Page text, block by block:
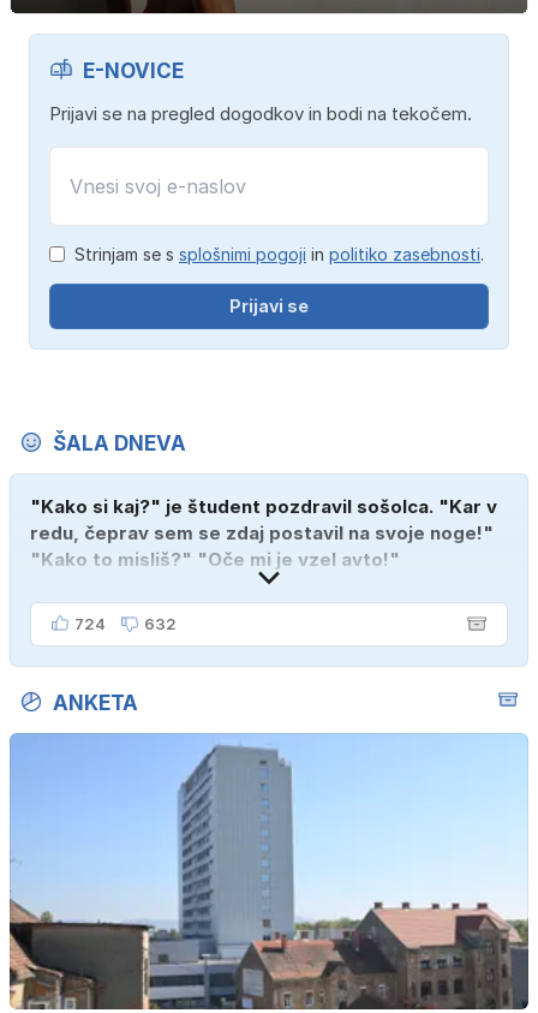
E-NOVICE
Prijavi se na pregled dogodkov in bodi na tekočem.
Strinjam se s splošnimi pogoji in politiko zasebnosti.
Prijavi se
ŠALA DNEVA
"Kako si kaj?" je študent pozdravil sošolca. "Kar v
redu, čeprav sem se zdaj postavil na svoje noge!"
"Kako to misliš?" "Oče mi je vzel avto!"
724 632
ANKETA